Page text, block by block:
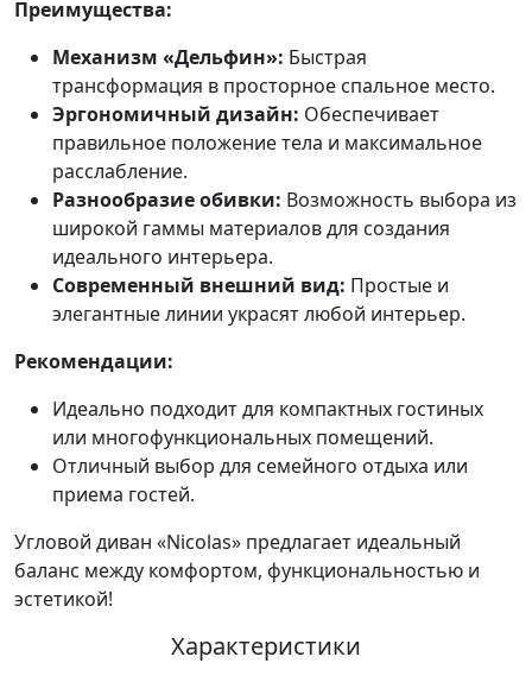
Преимущества:
Механизм «Дельфин»: Быстрая
трансформация в просторное спальное место.
Эргономичный дизайн: Обеспечивает
правильное положение тела и максимальное
расслабление.
Разнообразие обивки: Возможность выбора из
широкой гаммы материалов для создания
идеального интерьера.
Современный внешний вид: Простые и
элегантные линии украсят любой интерьер.
Рекомендации:
Идеально подходит для компактных гостиных
или многофункциональных помещений.
Отличный выбор для семейного отдыха или
приема гостей.
Угловой диван «Nicolas» предлагает идеальный
баланс между комфортом, функциональностью и
эстетикой!
Характеристики